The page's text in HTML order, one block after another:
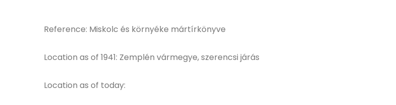
Reference: Miskolc és környéke mártírkönyve
Location as of 1941: Zemplén vármegye, szerencsi járás
Location as of today: